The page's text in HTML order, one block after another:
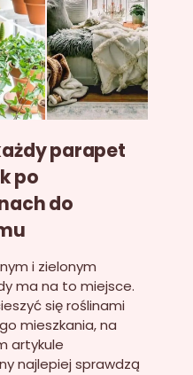
parapet
po
do
i zielonym
ma na to miejsce.
się roślinami
mieszkania, na
artykule
najlepiej sprawdzą